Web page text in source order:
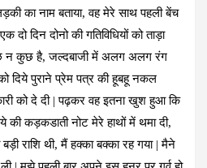
का नाम बताया, वह मेरे साथ पहली बेंच
दिन दोनो की गतिविधियों को ताड़ा
न कुछ है, जल्दबाजी में अलग अलग रंग
दिये पुराने प्रेम पत्र की हूबहू नकल
को दे दी | पढ़कर वह इतना खुश हुआ कि
की कड़कडाती नोट मेरे हाथों में थमा दी,
राशि थी, मैं हक्का बक्का रह गया | मैने